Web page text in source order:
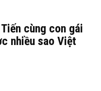
cùng con gái
nhiều sao Việt